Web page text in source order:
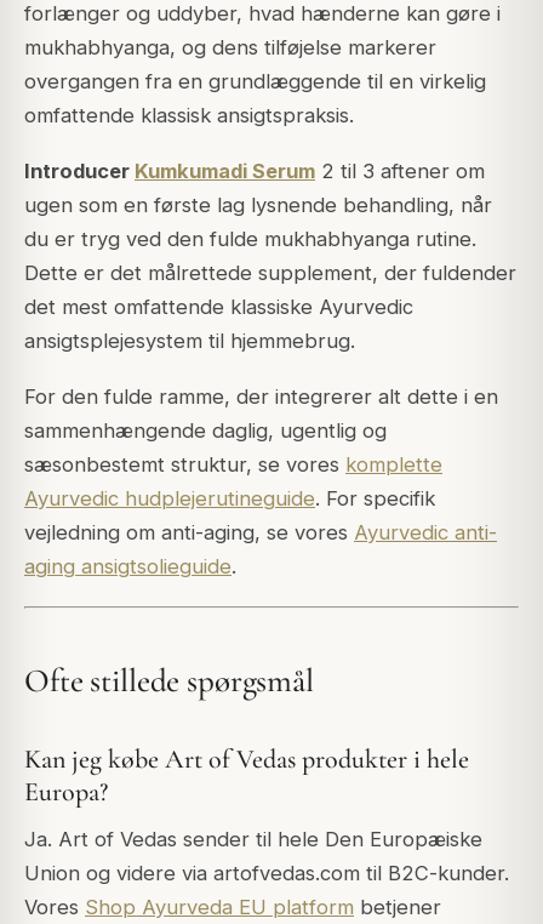
forlænger og uddyber, hvad hænderne kan gøre i
mukhabhyanga, og dens tilføjelse markerer
overgangen fra en grundlæggende til en virkelig
omfattende klassisk ansigtspraksis.
Introducer Kumkumadi Serum 2 til 3 aftener om
ugen som en første lag lysnende behandling, når
du er tryg ved den fulde mukhabhyanga rutine.
Dette er det målrettede supplement, der fuldender
det mest omfattende klassiske Ayurvedic
ansigtsplejesystem til hjemmebrug.
For den fulde ramme, der integrerer alt dette i en
sammenhængende daglig, ugentlig og
sæsonbestemt struktur, se vores komplette
Ayurvedic hudplejerutineguide. For specifik
vejledning om anti-aging, se vores Ayurvedic anti-
aging ansigtsolieguide.
Ofte stillede spørgsmål
Kan jeg købe Art of Vedas produkter i hele
Europa?
Ja. Art of Vedas sender til hele Den Europæiske
Union og videre via artofvedas.com til B2C-kunder.
Vores Shop Ayurveda EU platform betjener